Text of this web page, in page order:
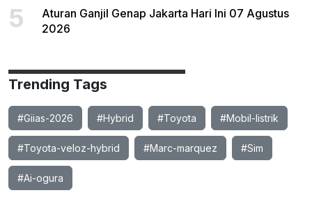
5
Aturan Ganjil Genap Jakarta Hari Ini 07 Agustus
2026
Trending Tags
#Giias-2026 #Hybrid #Toyota #Mobil-listrik
#Toyota-veloz-hybrid #Marc-marquez #Sim
#Ai-ogura